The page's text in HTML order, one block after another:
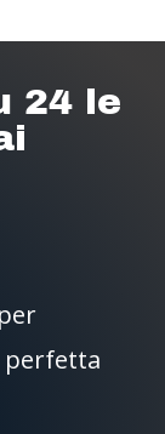
24 le
perfetta